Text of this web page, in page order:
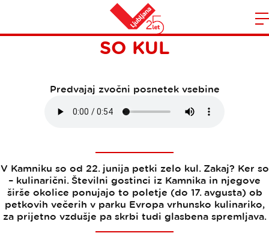
Domov
POLETNI PETKI V KAMNIKU
SO KUL
Predvajaj zvočni posnetek vsebine
V Kamniku so od 22. junija petki zelo kul. Zakaj? Ker so
– kulinarični. Številni gostinci iz Kamnika in njegove
širše okolice ponujajo to poletje (do 17. avgusta) ob
petkovih večerih v parku Evropa vrhunsko kulinariko,
za prijetno vzdušje pa skrbi tudi glasbena spremljava.